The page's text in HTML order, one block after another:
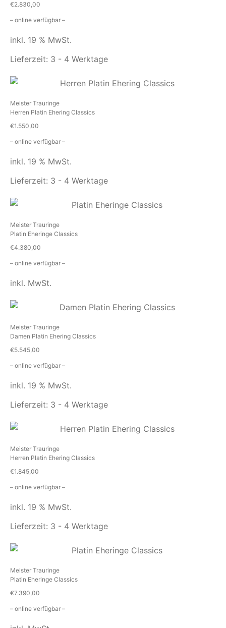
€2.830,00
– online verfügbar –
inkl. 19 % MwSt.
Lieferzeit: 3 - 4 Werktage
Meister Trauringe
Herren Platin Ehering Classics
€1.550,00
– online verfügbar –
inkl. 19 % MwSt.
Lieferzeit: 3 - 4 Werktage
Meister Trauringe
Platin Eheringe Classics
€4.380,00
– online verfügbar –
inkl. MwSt.
Meister Trauringe
Damen Platin Ehering Classics
€5.545,00
– online verfügbar –
inkl. 19 % MwSt.
Lieferzeit: 3 - 4 Werktage
Meister Trauringe
Herren Platin Ehering Classics
€1.845,00
– online verfügbar –
inkl. 19 % MwSt.
Lieferzeit: 3 - 4 Werktage
Meister Trauringe
Platin Eheringe Classics
€7.390,00
– online verfügbar –